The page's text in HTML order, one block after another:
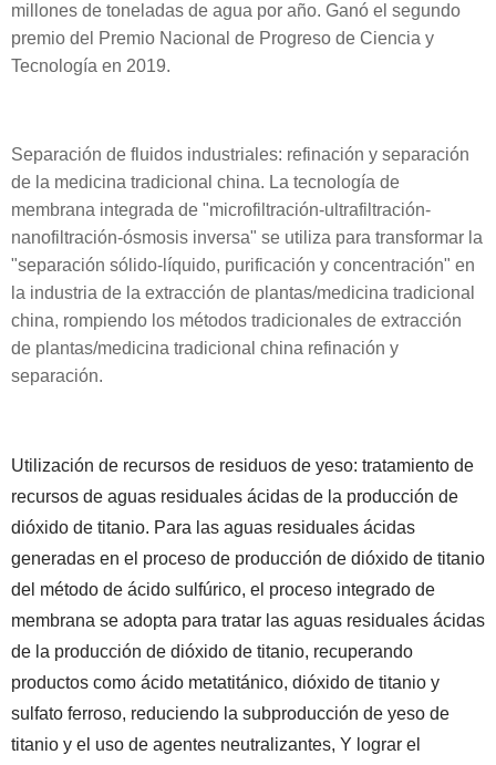
millones de toneladas de agua por año. Ganó el segundo
premio del Premio Nacional de Progreso de Ciencia y
Tecnología en 2019.
Separación de fluidos industriales: refinación y separación
de la medicina tradicional china. La tecnología de
membrana integrada de "microfiltración-ultrafiltración-
nanofiltración-ósmosis inversa" se utiliza para transformar la
"separación sólido-líquido, purificación y concentración" en
la industria de la extracción de plantas/medicina tradicional
china, rompiendo los métodos tradicionales de extracción
de plantas/medicina tradicional china refinación y
separación.
Utilización de recursos de residuos de yeso: tratamiento de
recursos de aguas residuales ácidas de la producción de
dióxido de titanio. Para las aguas residuales ácidas
generadas en el proceso de producción de dióxido de titanio
del método de ácido sulfúrico, el proceso integrado de
membrana se adopta para tratar las aguas residuales ácidas
de la producción de dióxido de titanio, recuperando
productos como ácido metatitánico, dióxido de titanio y
sulfato ferroso, reduciendo la subproducción de yeso de
titanio y el uso de agentes neutralizantes, Y lograr el